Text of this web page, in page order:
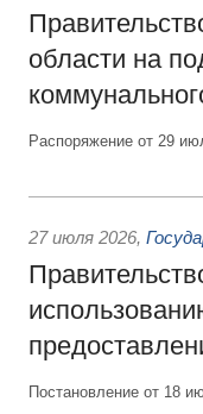
области на
Распоряжение от 29
27 июля 2026,
Постановление от 18